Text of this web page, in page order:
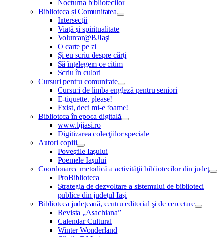
Nocturna bibliotecilor
Biblioteca și Comunitatea
Intersecţii
Viaţă şi spiritualitate
Voluntar@BJIaşi
O carte pe zi
Şi eu scriu despre cărţi
Să înţelegem ce citim
Scriu în culori
Cursuri pentru comunitate
Cursuri de limba engleză pentru seniori
E-tiquette, please!
Exist, deci mi-e foame!
Biblioteca în epoca digitală
www.bjiasi.ro
Digitizarea colecţiilor speciale
Autori copiii
Poveştile Iaşului
Poemele Iaşului
Coordonarea metodică a activităţii bibliotecilor din judeţ
ProBiblioteca
Strategia de dezvoltare a sistemului de biblioteci
publice din judeţul Iaşi
Biblioteca judeţeană, centru editorial şi de cercetare
Revista „Asachiana”
Calendar Cultural
Winter Wonderland